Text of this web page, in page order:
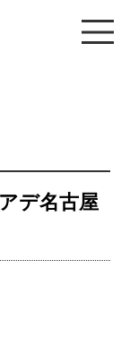
デ名古屋